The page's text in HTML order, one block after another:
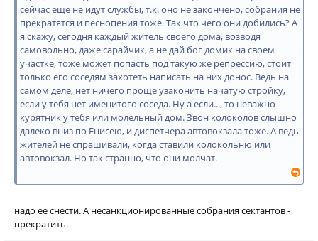
сейчас еще не идут службы, т.к. оно не закончено, собрания не
прекратятся и песнопения тоже. Так что чего они добились? А
я скажу, сегодня каждый житель своего дома, возводя
самовольно, даже сарайчик, а не дай бог домик на своем
участке, тоже может попасть под такую же репрессию, стоит
только его соседям захотеть написать на них донос. Ведь на
самом деле, нет ничего проще узаконить начатую стройку,
если у тебя нет именитого соседа. Ну а если..., то неважно
курятник у тебя или молельный дом. Звон колоколов слышно
далеко вниз по Енисею, и диспетчера автовокзала тоже. А ведь
жителей не спрашивали, когда ставили колокольню или
автовокзал. Но так странно, что они молчат.
надо её снести. А несанкционированные собрания сектантов -
прекратить.